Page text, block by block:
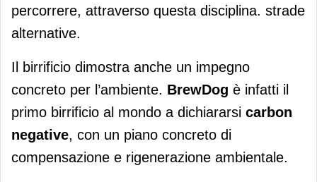
percorrere, attraverso questa disciplina. strade
alternative.
Il birrificio dimostra anche un impegno
concreto per l’ambiente. BrewDog è infatti il
primo birrificio al mondo a dichiararsi carbon
negative, con un piano concreto di
compensazione e rigenerazione ambientale.